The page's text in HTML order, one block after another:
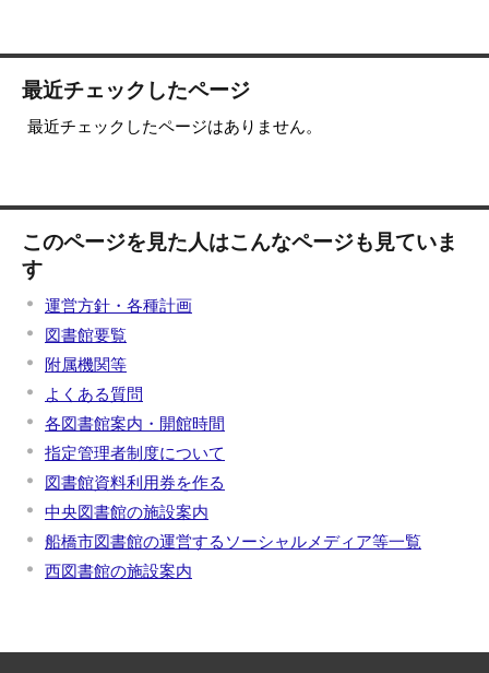
最近チェックしたページ
最近チェックしたページはありません。
このページを見た人はこんなページも見ていま
す
運営方針・各種計画
図書館要覧
附属機関等
よくある質問
各図書館案内・開館時間
指定管理者制度について
図書館資料利用券を作る
中央図書館の施設案内
船橋市図書館の運営するソーシャルメディア等一覧
西図書館の施設案内